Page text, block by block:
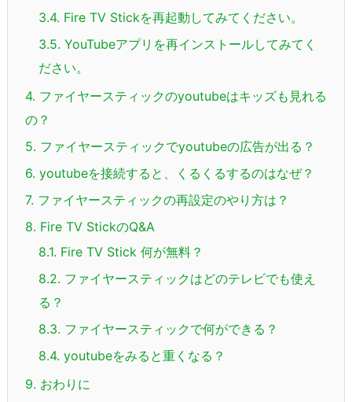
3.4. Fire TV Stickを再起動してみてください。
3.5. YouTubeアプリを再インストールしてみてく
ださい。
4. ファイヤースティックのyoutubeはキッズも見れる
の？
5. ファイヤースティックでyoutubeの広告が出る？
6. youtubeを接続すると、くるくるするのはなぜ？
7. ファイヤースティックの再設定のやり方は？
8. Fire TV StickのQ&A
8.1. Fire TV Stick 何が無料？
8.2. ファイヤースティックはどのテレビでも使え
る？
8.3. ファイヤースティックで何ができる？
8.4. youtubeをみると重くなる？
9. おわりに